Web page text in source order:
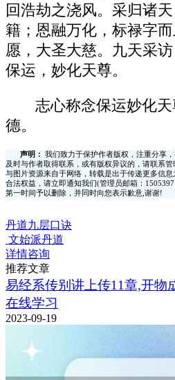
回浩劫之浇风。采归诸
籍；恩融万化，标禄字
愿，大圣大慈。九天采
保运，妙化天尊。
志心称念保运妙化
德。
声明：
我们致力于保护作者版权，注重分享
及时与作者取得联系，或有版权异议的，请联系
与图片资源来自于网络，转载是出于传递更多信
合法权益，请立即通知我们(管理员邮箱：
第一时间予以删除，并同时向您表示歉意,谢谢!
丹道九层口诀
文始派丹道
详情咨询
推荐文章
易经系传别讲上传11章,开物
在线学习
2023-09-19